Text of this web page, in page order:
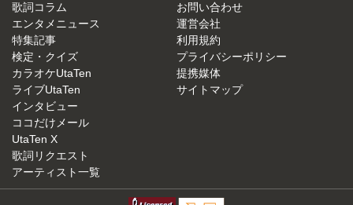
歌詞コラム
エンタメニュース
特集記事
検定・クイズ
カラオケUtaTen
ライブUtaTen
インタビュー
ココだけメール
UtaTen X
歌詞リクエスト
アーティスト一覧
お問い合わせ
運営会社
利用規約
プライバシーポリシー
提携媒体
サイトマップ